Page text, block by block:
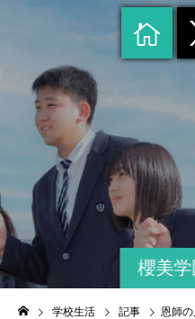
櫻美学
学校生活 記事 恩師